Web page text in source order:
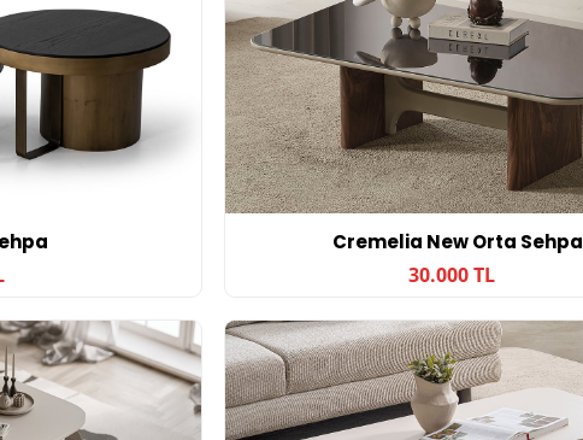
Cremelia New Orta Sehpa
30.000 TL